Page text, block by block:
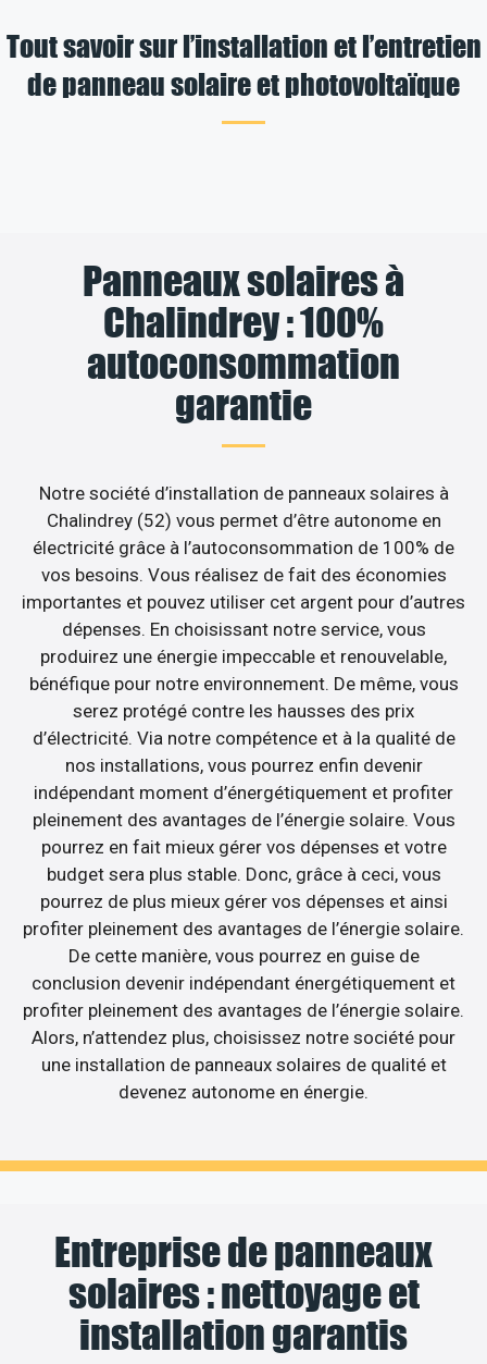
Tout savoir sur l’installation et l’entretien
de panneau solaire et photovoltaïque
Panneaux solaires à
Chalindrey : 100%
autoconsommation
garantie
Notre société d’installation de panneaux solaires à
Chalindrey (52) vous permet d’être autonome en
électricité grâce à l’autoconsommation de 100% de
vos besoins. Vous réalisez de fait des économies
importantes et pouvez utiliser cet argent pour d’autres
dépenses. En choisissant notre service, vous
produirez une énergie impeccable et renouvelable,
bénéfique pour notre environnement. De même, vous
serez protégé contre les hausses des prix
d’électricité. Via notre compétence et à la qualité de
nos installations, vous pourrez enfin devenir
indépendant moment d’énergétiquement et profiter
pleinement des avantages de l’énergie solaire. Vous
pourrez en fait mieux gérer vos dépenses et votre
budget sera plus stable. Donc, grâce à ceci, vous
pourrez de plus mieux gérer vos dépenses et ainsi
profiter pleinement des avantages de l’énergie solaire.
De cette manière, vous pourrez en guise de
conclusion devenir indépendant énergétiquement et
profiter pleinement des avantages de l’énergie solaire.
Alors, n’attendez plus, choisissez notre société pour
une installation de panneaux solaires de qualité et
devenez autonome en énergie.
Entreprise de panneaux
solaires : nettoyage et
installation garantis